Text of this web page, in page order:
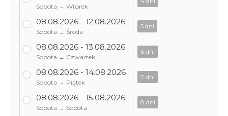
Sobota → Wtorek
08.08.2026 - 12.08.2026
Sobota → Środa
5 dni
08.08.2026 - 13.08.2026
Sobota → Czwartek
6 dni
08.08.2026 - 14.08.2026
Sobota → Piątek
7 dni
08.08.2026 - 15.08.2026
Sobota → Sobota
8 dni